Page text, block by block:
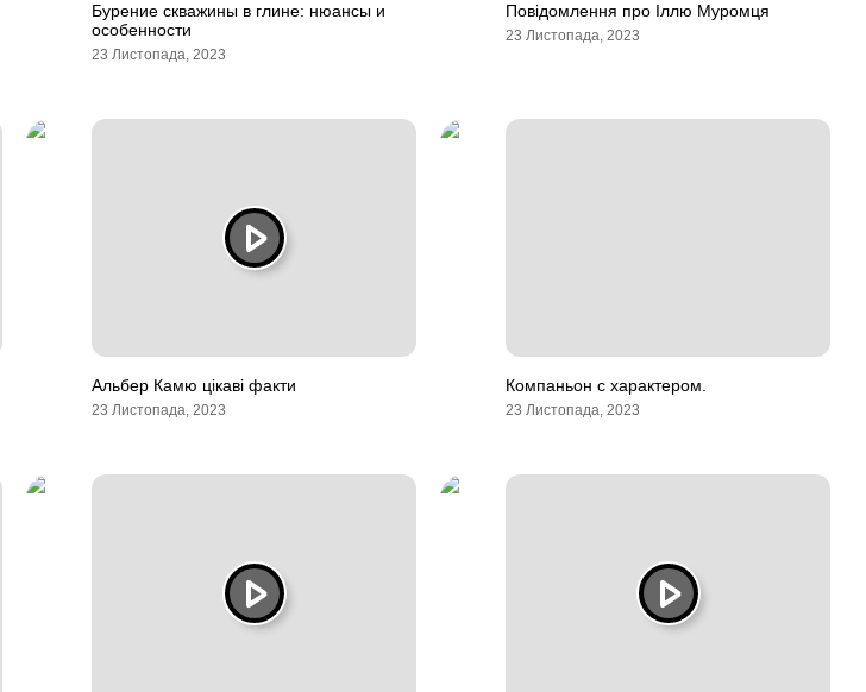
Бурение скважины в глине: нюансы и
особенности
23 Листопада, 2023
Повідомлення про Іллю Муромця
23 Листопада, 2023
Альбер Камю цікаві факти
23 Листопада, 2023
Компаньон с характером.
23 Листопада, 2023